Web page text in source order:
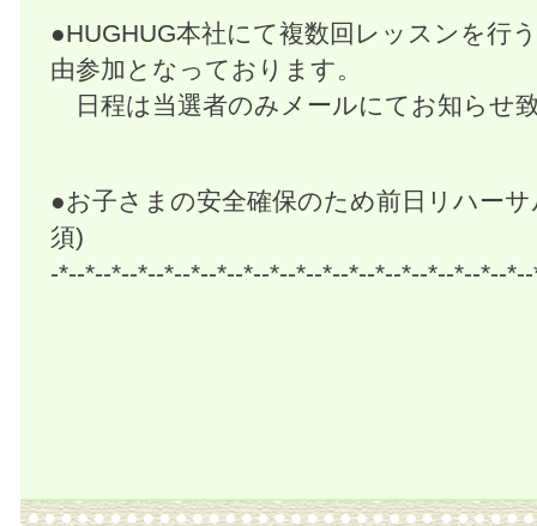
●HUGHUG本社にて複数回レッスンを行
由参加となっております。
日程は当選者のみメールにてお知らせ
●お子さまの安全確保のため前日リハー
須)
-*--*--*--*--*--*--*--*--*--*--*--*--*--*--*--*--*--